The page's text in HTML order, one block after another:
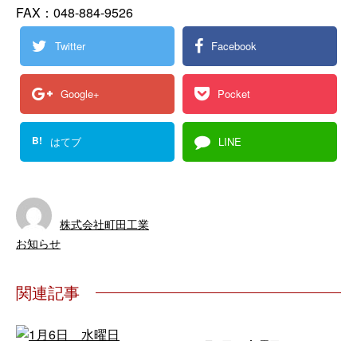
FAX：048-884-9526
Twitter Facebook
Google+ Pocket
B! はてブ LINE
株式会社町田工業
お知らせ
関連記事